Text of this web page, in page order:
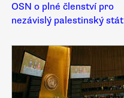
OSN o plné členství pro
nezávislý palestinský stát